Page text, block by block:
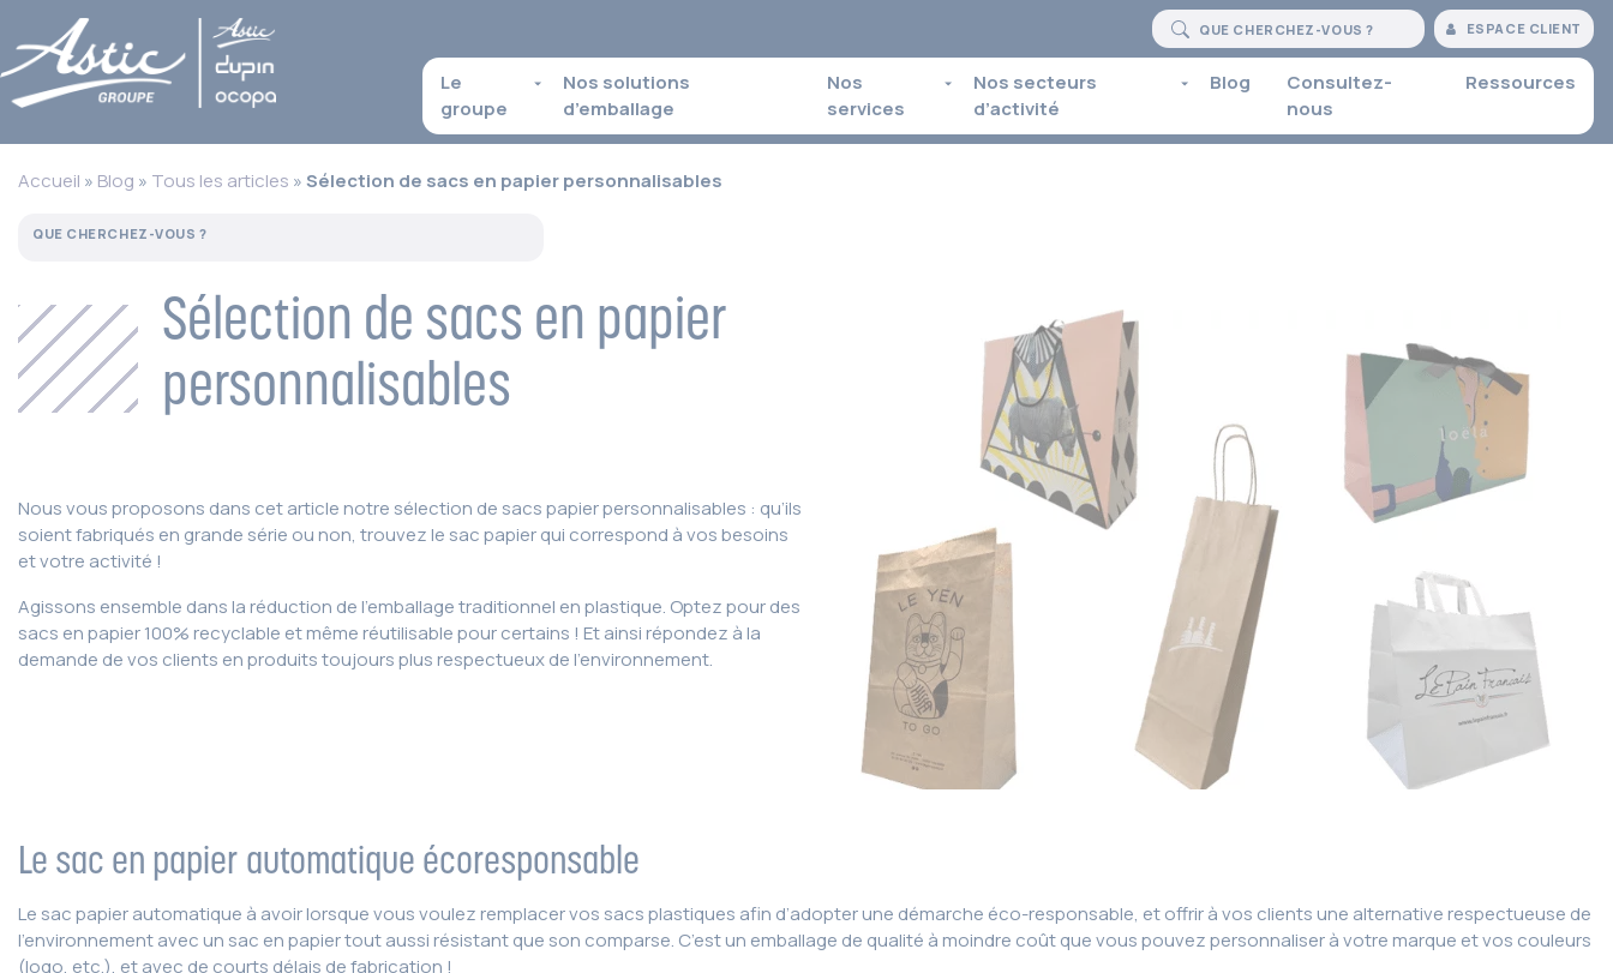
ESPACE CLIENT
Le
groupe
Nos solutions
d’emballage
Nos
services
Nos secteurs
d’activité
Blog
Consultez-
nous
Ressources
Accueil » Blog » Tous les articles »Sélection de sacs en papier personnalisables
Sélection de sacs en papier
personnalisables
Nous vous proposons dans cet article notre sélection de sacs papier personnalisables : qu’ils
soient fabriqués en grande série ou non, trouvez le sac papier qui correspond à vos besoins
et votre activité !
Agissons ensemble dans la réduction de l’emballage traditionnel en plastique. Optez pour des
sacs en papier 100% recyclable et même réutilisable pour certains ! Et ainsi répondez à la
demande de vos clients en produits toujours plus respectueux de l’environnement.
Le sac en papier automatique écoresponsable
Le sac papier automatique à avoir lorsque vous voulez remplacer vos sacs plastiques afin d’adopter une démarche éco-responsable, et offrir à vos clients une alternative respectueuse de
l’environnement avec un sac en papier tout aussi résistant que son comparse. C’est un emballage de qualité à moindre coût que vous pouvez personnaliser à votre marque et vos couleurs
(logo, etc.), et avec de courts délais de fabrication !